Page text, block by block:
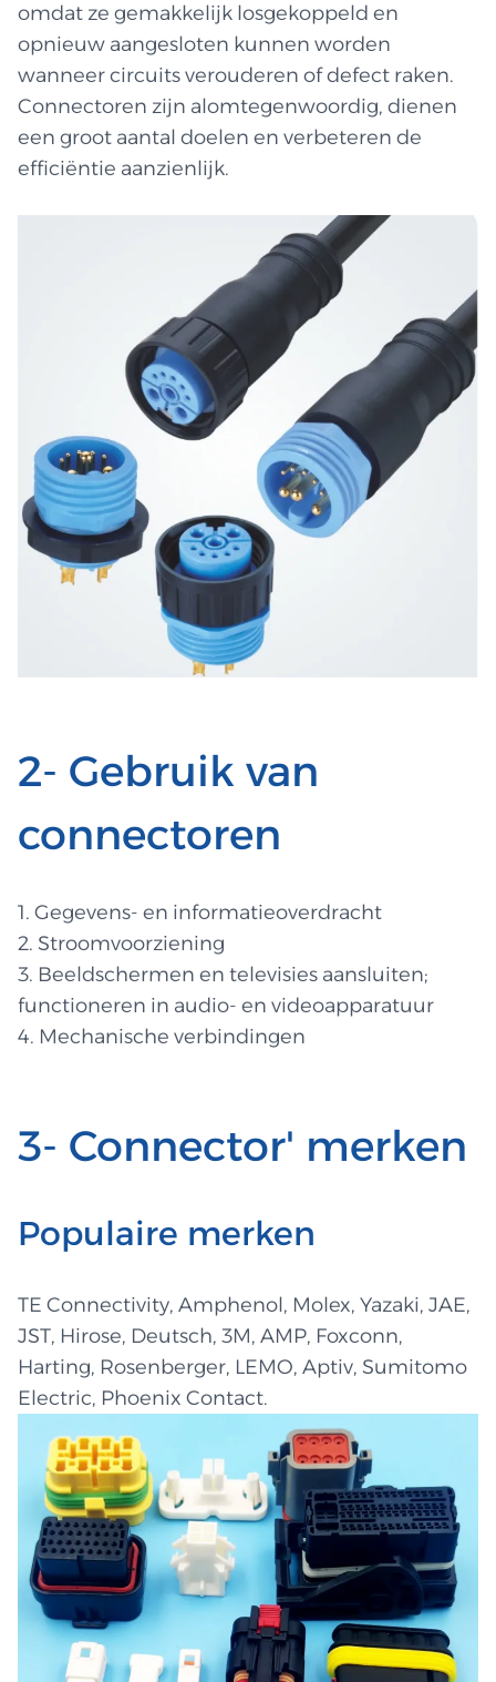
omdat ze gemakkelijk losgekoppeld en
opnieuw aangesloten kunnen worden
wanneer circuits verouderen of defect raken.
Connectoren zijn alomtegenwoordig, dienen
een groot aantal doelen en verbeteren de
efficiëntie aanzienlijk.
2- Gebruik van
connectoren
1. Gegevens- en informatieoverdracht
2. Stroomvoorziening
3. Beeldschermen en televisies aansluiten;
functioneren in audio- en videoapparatuur
4. Mechanische verbindingen
3- Connector' merken
Populaire merken
TE Connectivity, Amphenol, Molex, Yazaki, JAE,
JST, Hirose, Deutsch, 3M, AMP, Foxconn,
Harting, Rosenberger, LEMO, Aptiv, Sumitomo
Electric, Phoenix Contact.